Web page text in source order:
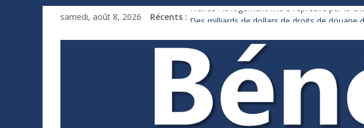
samedi, août 8, 2026 Récents : France : le logement mis à l’épreuve par la
Royaume-Uni : Andy Burnham recule sur
Xavier Niel, le milliardaire qui ne touche
Ruée des fortunes russes vers l’étranger